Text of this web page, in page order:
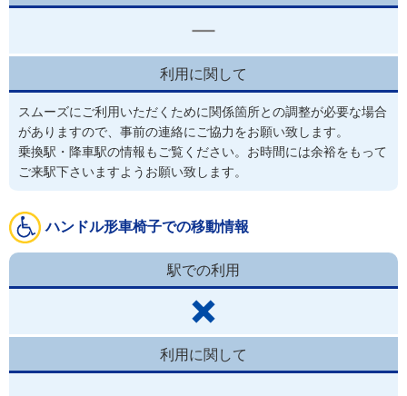
利用に関して
スムーズにご利用いただくために関係箇所との調整が必要な場合
がありますので、事前の連絡にご協力をお願い致します。
乗換駅・降車駅の情報もご覧ください。お時間には余裕をもって
ご来駅下さいますようお願い致します。
ハンドル形車椅子での移動情報
駅での利用
利用に関して